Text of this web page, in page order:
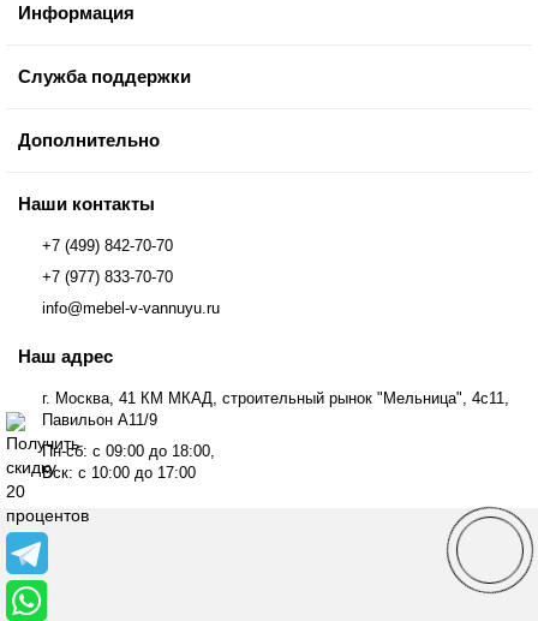
Информация
Служба поддержки
Дополнительно
Наши контакты
+7 (499) 842-70-70
+7 (977) 833-70-70
info@mebel-v-vannuyu.ru
Наш адрес
г. Москва, 41 КМ МКАД, строительный рынок "Мельница", 4с11,
Павильон А11/9
Пн-сб: с 09:00 до 18:00,
Вск: с 10:00 до 17:00